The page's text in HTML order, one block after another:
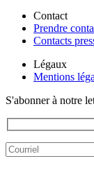
Contact
Prendre
Contacts
Légaux
Mentions
S'abonner à notre